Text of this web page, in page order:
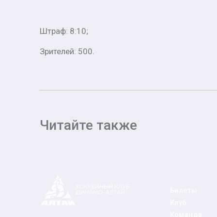
Штраф: 8:10;
Зрителей: 500.
Читайте также